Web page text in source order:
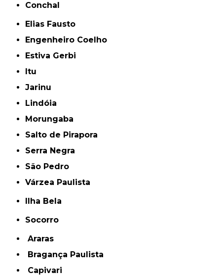
Conchal
Elias Fausto
Engenheiro Coelho
Estiva Gerbi
Itu
Jarinu
Lindóia
Morungaba
Salto de Pirapora
Serra Negra
São Pedro
Várzea Paulista
Ilha Bela
Socorro
Araras
Bragança Paulista
Capivari